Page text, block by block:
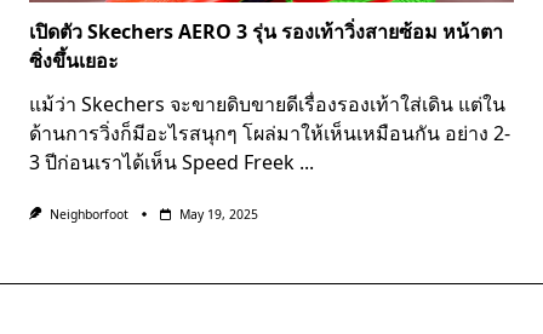
เปิดตัว Skechers AERO 3 รุ่น รองเท้าวิ่งสายซ้อม หน้าตา
ซิ่งขึ้นเยอะ
แม้ว่า Skechers จะขายดิบขายดีเรื่องรองเท้าใส่เดิน แต่ใน
ด้านการวิ่งก็มีอะไรสนุกๆ โผล่มาให้เห็นเหมือนกัน อย่าง 2-
3 ปีก่อนเราได้เห็น Speed Freek ...
Neighborfoot May 19, 2025